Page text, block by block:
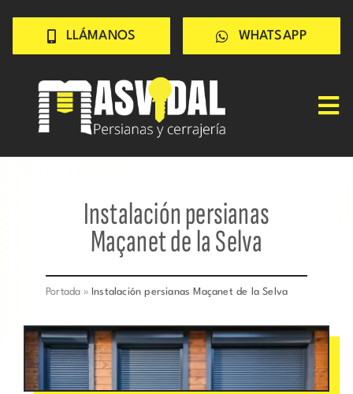
Saltar
contenido
LLÁMANOS WHATSAPP
Inicio
CERRAJERÍA
CONSEJOS
Contacto rápido
Instalación persianas
Maçanet de la Selva
Portada » Instalación persianas Maçanet de la Selva